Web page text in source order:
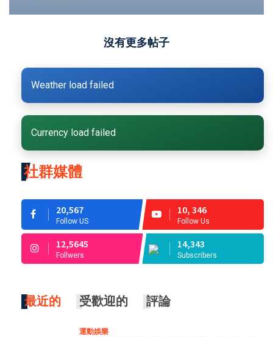
沒有更多帖子
Weather load failed
Currency load failed
社群媒體
20,567
Follow US
10, 346
Follow Us
12,5645
Follwers
14,343
Subscribers
最近的 受歡迎的 評論
運動娛樂